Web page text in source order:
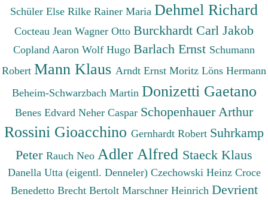
Schüler Else Rilke Rainer Maria Dehmel Richard
Cocteau Jean Wagner Otto Burckhardt Carl Jakob
Copland Aaron Wolf Hugo Barlach Ernst Schumann
Robert Mann Klaus Arndt Ernst Moritz Löns Hermann
Beheim-Schwarzbach Martin Donizetti Gaetano
Benes Edvard Neher Caspar Schopenhauer Arthur
Rossini Gioacchino Gernhardt Robert Suhrkamp
Peter Rauch Neo Adler Alfred Staeck Klaus
Danella Utta (eigentl. Denneler) Czechowski Heinz Croce
Benedetto Brecht Bertolt Marschner Heinrich Devrient